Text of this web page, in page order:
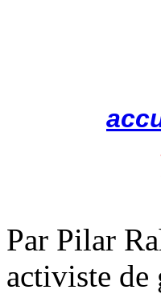
Par Pilar
activiste de